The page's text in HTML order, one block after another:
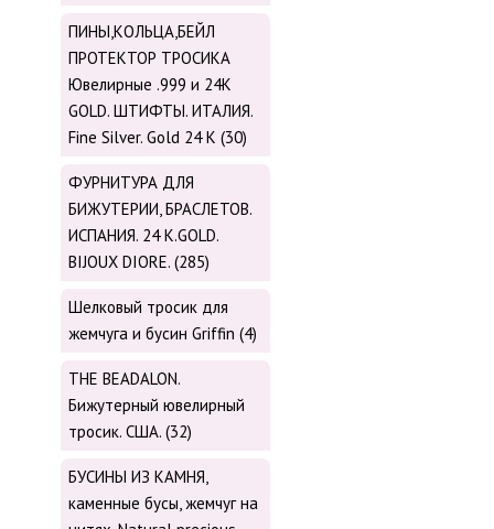
ПИНЫ,КОЛЬЦА,БЕЙЛ
ПРОТЕКТОР ТРОСИКА
Ювелирные .999 и 24К
GOLD. ШТИФТЫ. ИТАЛИЯ.
Fine Silver. Gold 24 K (30)
ФУРНИТУРА ДЛЯ
БИЖУТЕРИИ, БРАСЛЕТОВ.
ИСПАНИЯ. 24 K.GOLD.
BIJOUX DIORE. (285)
Шелковый тросик для
жемчуга и бусин Griffin (4)
THE BEADALON.
Бижутерный ювелирный
тросик. США. (32)
БУСИНЫ ИЗ КАМНЯ,
каменные бусы, жемчуг на